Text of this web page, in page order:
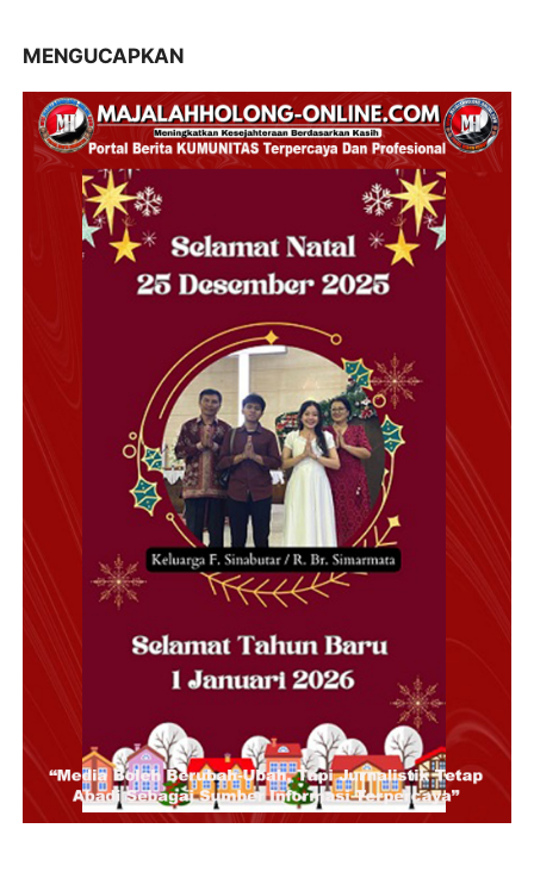
MENGUCAPKAN